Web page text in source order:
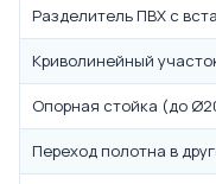
Разделитель ПВХ с
Криволинейный
Опорная стойка (до
Переход полотна в